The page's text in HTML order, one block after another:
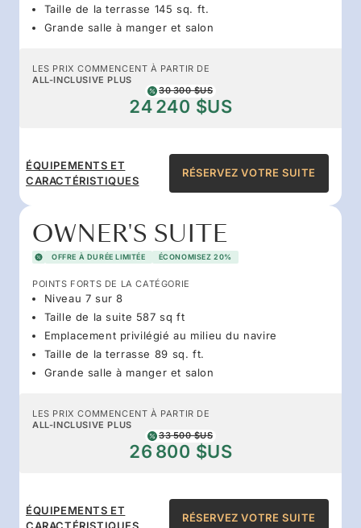
Taille de la terrasse 145 sq. ft.
Grande salle à manger et salon
LES PRIX COMMENCENT À PARTIR DE
ALL-INCLUSIVE PLUS
30 300 $US
24 240 $US
ÉQUIPEMENTS ET
CARACTÉRISTIQUES
RÉSERVEZ VOTRE SUITE
OWNER'S SUITE
OFFRE À DURÉE LIMITÉE ÉCONOMISEZ 20%
POINTS FORTS DE LA CATÉGORIE
Niveau 7 sur 8
Taille de la suite 587 sq ft
Emplacement privilégié au milieu du navire
Taille de la terrasse 89 sq. ft.
Grande salle à manger et salon
LES PRIX COMMENCENT À PARTIR DE
ALL-INCLUSIVE PLUS
33 500 $US
26 800 $US
ÉQUIPEMENTS ET
CARACTÉRISTIQUES
RÉSERVEZ VOTRE SUITE